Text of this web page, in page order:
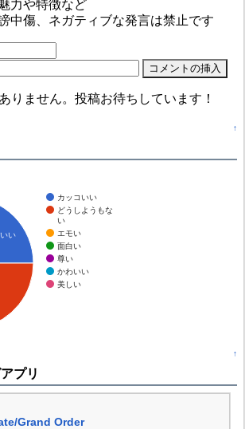
力や特徴など
中傷、ネガティブな発言は禁止です
りません。投稿お待ちしています！
↑
カッコいい
どうしようもな
い
エモい
面白い
尊い
かわいい
美しい
い
↑
プリ
Grand Order